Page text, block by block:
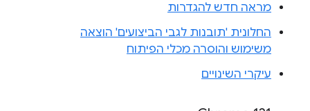
מראה חדש להגדרות
החלונית 'תובנות לגבי הביצועים' הוצאה
משימוש והוסרה מכלי הפיתוח
עיקרי השינויים